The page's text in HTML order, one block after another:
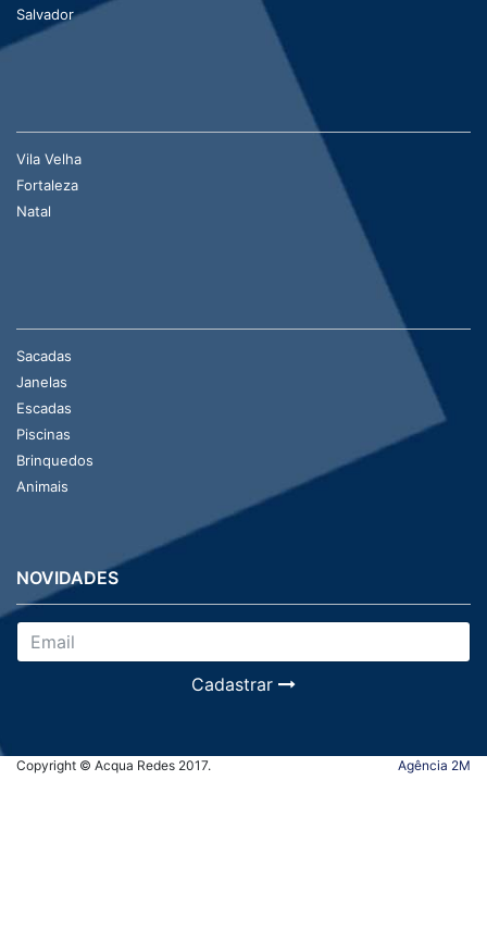
Salvador
Vila Velha
Fortaleza
Natal
Sacadas
Janelas
Escadas
Piscinas
Brinquedos
Animais
NOVIDADES
Cadastrar
Copyright © Acqua Redes 2017. Agência 2M